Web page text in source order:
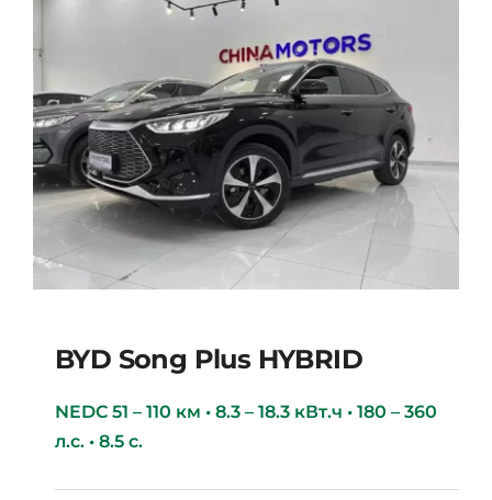
BYD Song Plus HYBRID
BYD Song Plus HYBRID
NEDC 51 – 110 км • 8.3 – 18.3 кВт.ч • 180 – 360
л.с. • 8.5 с.